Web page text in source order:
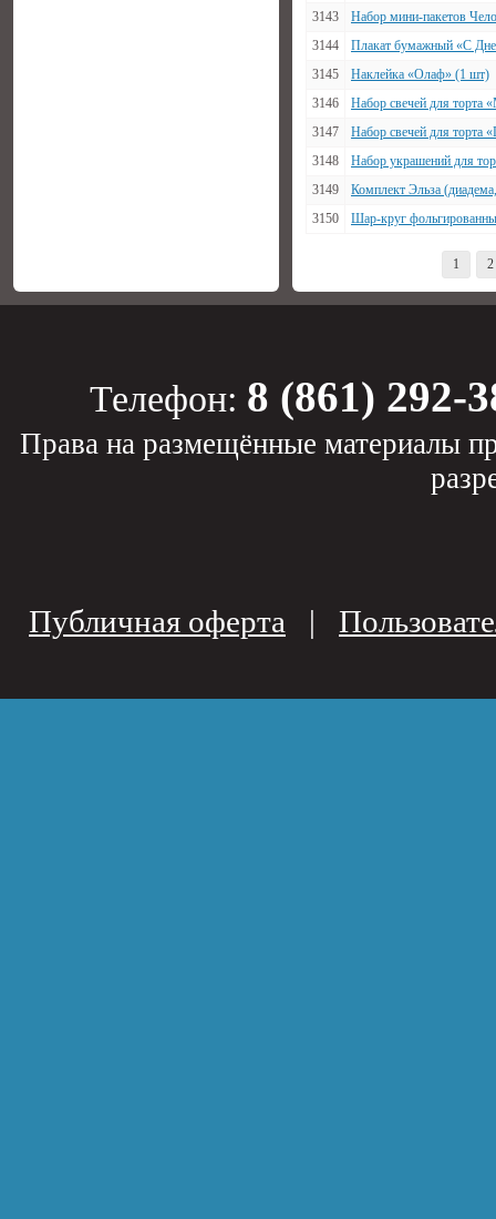
3143
Набор мини-пакетов
3144
Плакат бумажный «С
3145
Наклейка «Олаф» (1 шт)
3146
Набор свечей для торта
3147
Набор свечей для торта
3148
Набор украшений для
3149
Комплект Эльза
3150
Шар-круг
1 2
Телефон: 8 (861) 292-
Права на размещённые материалы
Публичная оферта |